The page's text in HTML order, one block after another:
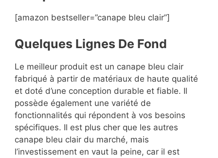
[amazon bestseller=”canape bleu clair”]
Quelques Lignes De Fond
Le meilleur produit est un canape bleu clair
fabriqué à partir de matériaux de haute qualité
et doté d’une conception durable et fiable. Il
possède également une variété de
fonctionnalités qui répondent à vos besoins
spécifiques. Il est plus cher que les autres
canape bleu clair du marché, mais
l’investissement en vaut la peine, car il est